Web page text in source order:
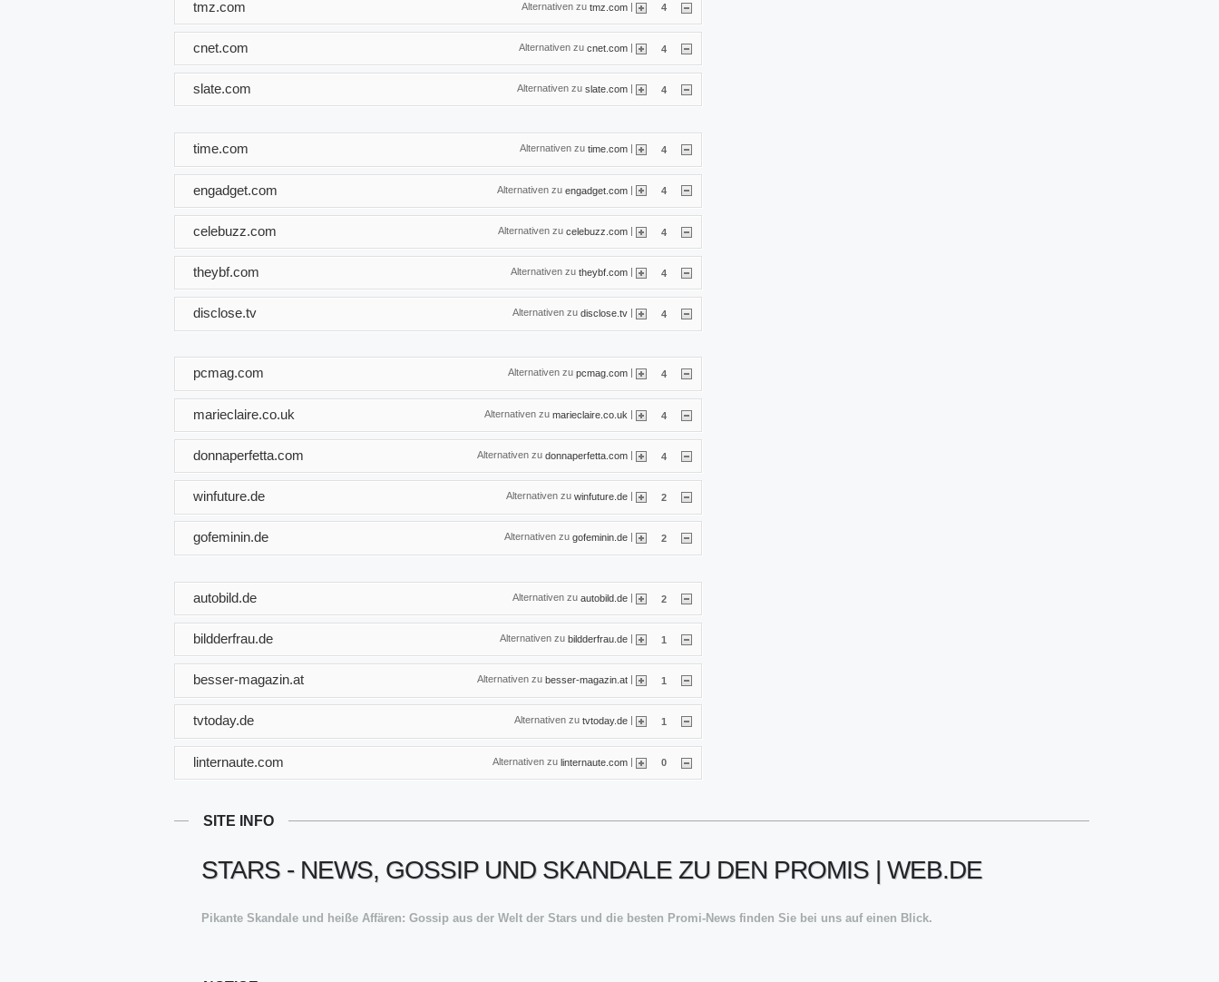
Alternativen zu tmz.com | 4
tmz.com
Alternativen zu cnet.com | 4
cnet.com
Alternativen zu slate.com | 4
slate.com
Alternativen zu time.com 4
time.com
Alternativen zu engadget.com | 4
engadget.com
Alternativen zu celebuzz.com | 4
celebuzz.com
Alternativen zu theybf.com | 4
theybf.com
Alternativen zu disclose.tv 4
disclose.tv
Alternativen zu pcmag.com 4
pcmag.com
Alternativen zu marieclaire.co.uk | 4
marieclaire.co.uk
Alternativen zu donnaperfetta.com | 4
donnaperfetta.com
Alternativen zu winfuture.de | 2
winfuture.de
Alternativen zu gofeminin.de 2
gofeminin.de
Alternativen zu autobild.de | 2
autobild.de
Alternativen zu bildderfrau.de | 1
bildderfrau.de
Alternativen zu besser-magazin.at | 1
besser-magazin.at
Alternativen zu tvtoday.de 1
tvtoday.de
Alternativen zu linternaute.com | 0
linternaute.com
SITE INFO
STARS - NEWS, GOSSIP UND SKANDALE ZU DEN PROMIS | WEB.DE
Pikante Skandale und heiße Affären: Gossip aus der Welt der Stars und die besten Promi-News finden Sie bei uns auf einen Blick.